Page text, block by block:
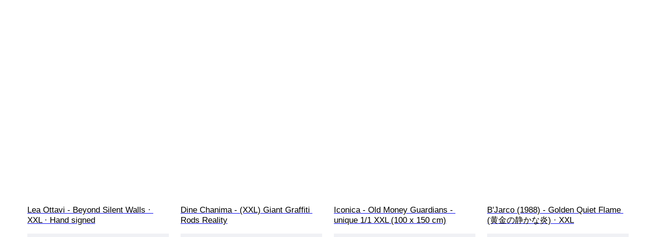
Lea Ottavi - Beyond Silent Walls ·
XXL · Hand signed
Dine Chanima - (XXL) Giant Graffiti
Rods Reality
Iconica - Old Money Guardians -
unique 1/1 XXL (100 x 150 cm)
B'Jarco (1988) - Golden Quiet Flame
(黄金の静かな炎) · XXL